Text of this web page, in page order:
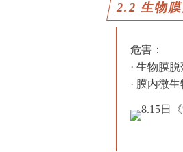
2.2生物
危害：
· 生物膜
· 膜内微